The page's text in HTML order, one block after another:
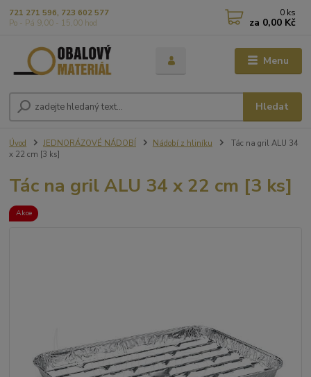
Menu
Hledat
721 271 596, 723 602 577
Po - Pá 9,00 - 15,00 hod
0 ks
za 0,00 Kč
Úvod JEDNORÁZOVÉ NÁDOBÍ Nádobí z hliníku
Tác na gril ALU 34
x 22 cm [3 ks]
Tác na gril ALU 34 x 22 cm [3 ks]
Akce